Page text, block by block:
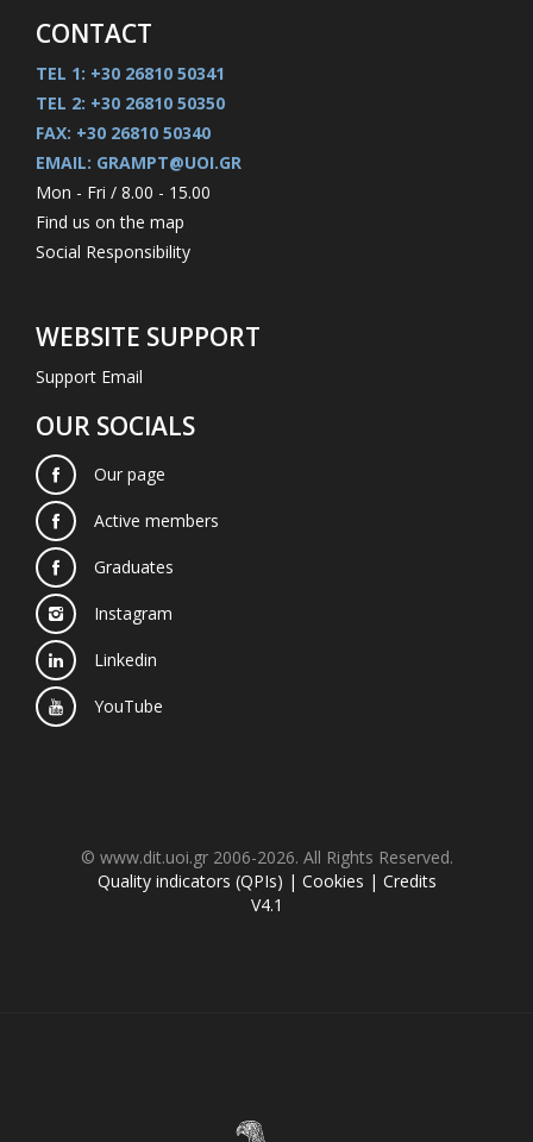
CONTACT
TEL 1: +30 26810 50341
TEL 2: +30 26810 50350
FAX: +30 26810 50340
EMAIL: GRAMPT@UOI.GR
Mon - Fri / 8.00 - 15.00
Find us on the map
Social Responsibility
WEBSITE SUPPORT
Support Email
OUR SOCIALS
Our page
Active members
Graduates
Instagram
Linkedin
YouTube
© www.dit.uoi.gr 2006-2026. All Rights Reserved.
Quality indicators (QPIs) | Cookies | Credits
V4.1